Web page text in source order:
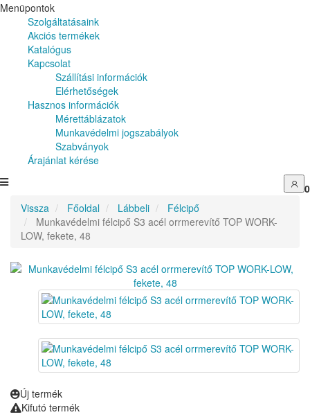
Menüpontok
Szolgáltatásaink
Akciós termékek
Katalógus
Kapcsolat
Szállítási információk
Elérhetőségek
Hasznos információk
Mérettáblázatok
Munkavédelmi jogszabályok
Szabványok
Árajánlat kérése
0
Vissza
Főoldal Lábbeli
Félcipő
Munkavédelmi félcipő S3 acél orrmerevítő TOP WORK-
LOW, fekete, 48
Új termék
Kifutó termék